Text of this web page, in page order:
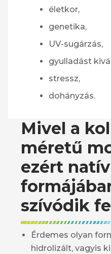
életkor,
genetika,
UV-sugárzás,
gyulladást
stressz,
dohányzás.
Mivel a
méretű
ezért natív
szívódik
Érdemes olyan
hidrolizált, vagyis